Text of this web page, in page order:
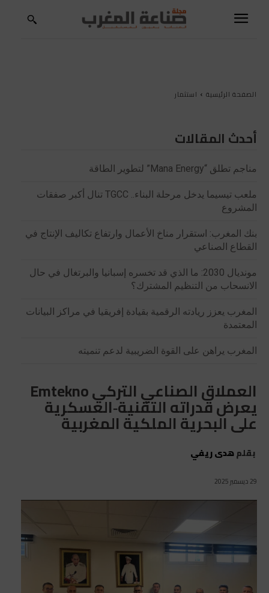
الصفحة الرئيسية استثمار
أحدث المقالات
مناجم تطلق “Mana Energy” لتطوير الطاقة
ملعب تيسيما يدخل مرحلة البناء.. TGCC تنال أكبر صفقات
المشروع
بنك المغرب: استقرار مناخ الأعمال وارتفاع تكاليف الإنتاج في
القطاع الصناعي
مونديال 2030: ما الذي قد تخسره إسبانيا والبرتغال في حال
الانسحاب من التنظيم المشترك؟
المغرب يعزز ريادته الرقمية بقيادة إفريقيا في مراكز البيانات
المعتمدة
المغرب يراهن على القوة الضريبية لدعم تنميته
العملاق الصناعي التركي Emtekno
يعرض قدراته التقنية‑العسكرية
على البحرية الملكية المغربية
بقلمهدى ريفي
29 ديسمبر 2025